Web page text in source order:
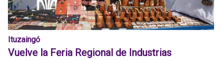
Ituzaingó
Vuelve la Feria Regional de Industrias